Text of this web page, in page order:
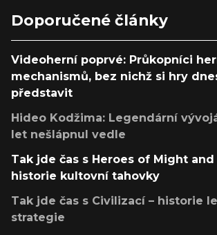
Doporučené články
Videoherní poprvé: Průkopníci
mechanismů, bez nichž si hry
představit
Hideo Kodžima: Legendární
let nešlápnul vedle
Tak jde čas s Heroes of Might and
historie kultovní tahovky
Tak jde čas s Civilizací – historie
strategie